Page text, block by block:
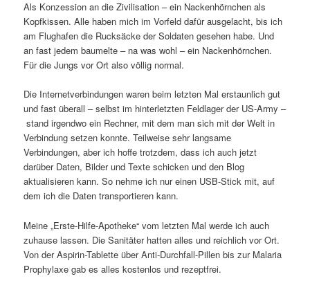
Als Konzession an die Zivilisation – ein Nackenhörnchen als
Kopfkissen. Alle haben mich im Vorfeld dafür ausgelacht, bis ich
am Flughafen die Rucksäcke der Soldaten gesehen habe. Und
an fast jedem baumelte – na was wohl – ein Nackenhörnchen.
Für die Jungs vor Ort also völlig normal.
Die Internetverbindungen waren beim letzten Mal erstaunlich gut
und fast überall – selbst im hinterletzten Feldlager der US-Army –
stand irgendwo ein Rechner, mit dem man sich mit der Welt in
Verbindung setzen konnte. Teilweise sehr langsame
Verbindungen, aber ich hoffe trotzdem, dass ich auch jetzt
darüber Daten, Bilder und Texte schicken und den Blog
aktualisieren kann. So nehme ich nur einen USB-Stick mit, auf
dem ich die Daten transportieren kann.
Meine „Erste-Hilfe-Apotheke“ vom letzten Mal werde ich auch
zuhause lassen. Die Sanitäter hatten alles und reichlich vor Ort.
Von der Aspirin-Tablette über Anti-Durchfall-Pillen bis zur Malaria
Prophylaxe gab es alles kostenlos und rezeptfrei.